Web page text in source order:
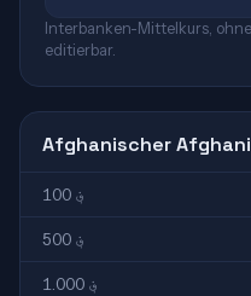
Interbanken-Mittelkurs,
editierbar.
Afghanischer Afghani
100 ؋
500 ؋
1.000 ؋